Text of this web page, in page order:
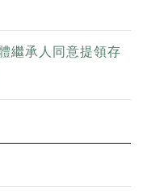
繼承人同意提領存